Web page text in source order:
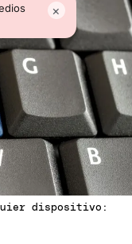
×
dispositivo: